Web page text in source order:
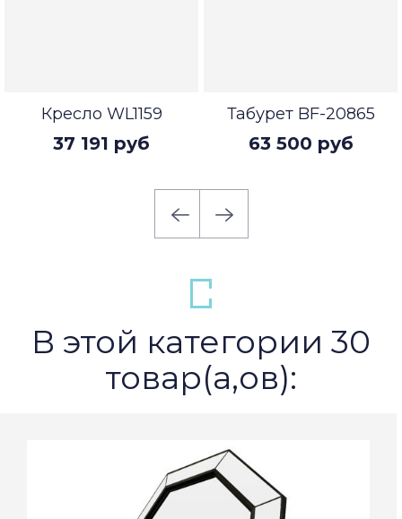
Кресло WL1159
37 191 руб
Табурет BF-20865
63 500 руб
В этой категории 30
товар(а,ов):